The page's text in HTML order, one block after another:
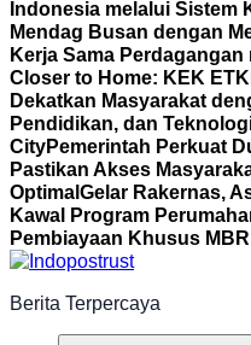
Indonesia melalui Sistem
Mendag Busan dengan
Kerja Sama Perdagangan
Closer to Home: KEK
Dekatkan Masyarakat
Pendidikan, dan
CityPemerintah Perkuat
Pastikan Akses
Optimal Gelar Rakernas,
Kawal Program
Pembiayaan Khusus MBR
Berita Terpercaya